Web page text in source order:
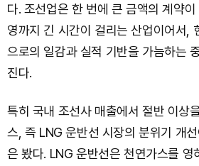
다. 조선업은 한 번에 큰 금액의 계약
영까지 긴 시간이 걸리는 산업이어서,
으로의 일감과 실적 기반을 가늠하는
진다.
특히 국내 조선사 매출에서 절반 이상
스, 즉 LNG 운반선 시장의 분위기 개
은 봤다. LNG 운반선은 천연가스를 영